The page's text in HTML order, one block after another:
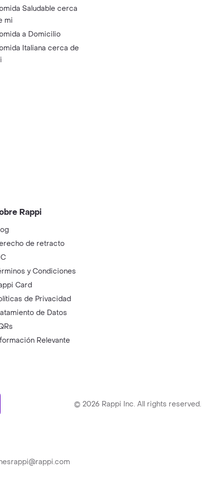
Saludable cerca
mi
a Domicilio
Italiana cerca de
Rappi
de retracto
y Condiciones
Card
de Privacidad
de Datos
Relevante
© 2026 Rappi Inc. All rights reserved.